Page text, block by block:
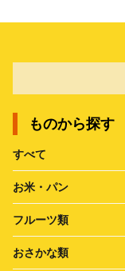
ものから探す
すべて
お米・パン
フルーツ類
おさかな類